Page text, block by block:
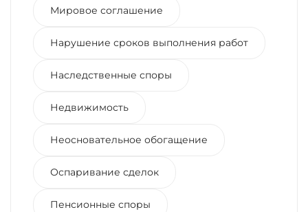
Мировое соглашение
Нарушение сроков выполнения работ
Наследственные споры
Недвижимость
Неосновательное обогащение
Оспаривание сделок
Пенсионные споры